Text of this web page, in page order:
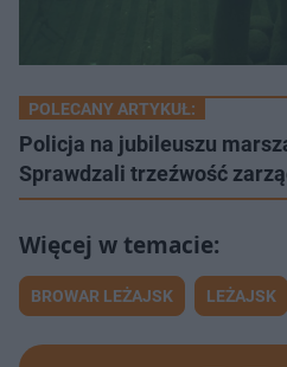
POLECANY ARTYKUŁ:
Policja na jubileuszu
Sprawdzali trzeźwość
BROWAR LEŻAJSK LEŻAJSK